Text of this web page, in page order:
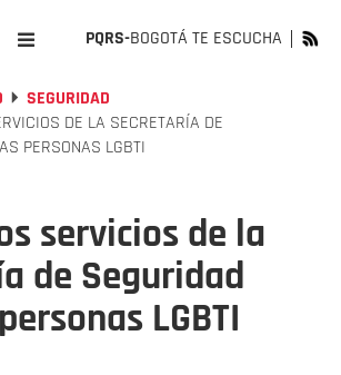
PQRS-BOGOTÁ TE ESCUCHA
SEGURIDAD
DE LA SECRETARÍA DE
PERSONAS LGBTI
servicios de la
de Seguridad
LGBTI